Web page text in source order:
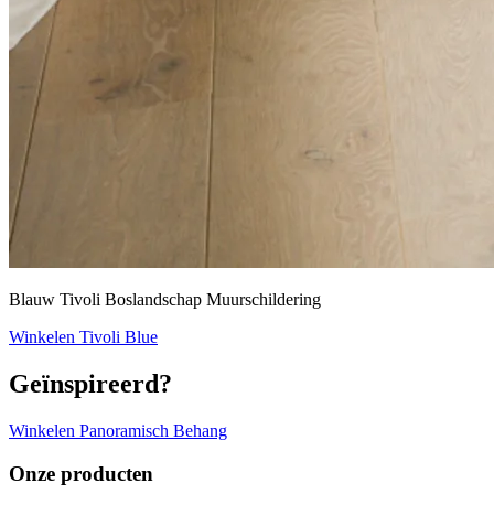
Blauw Tivoli Boslandschap Muurschildering
Winkelen Tivoli Blue
Geïnspireerd?
Winkelen Panoramisch Behang
Onze producten